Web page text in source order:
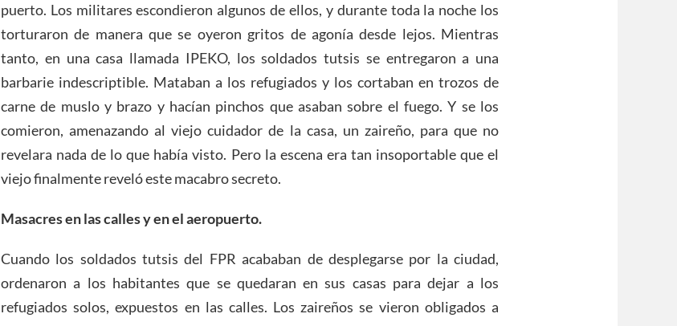
puerto. Los militares escondieron algunos de ellos, y durante toda la noche los
torturaron de manera que se oyeron gritos de agonía desde lejos. Mientras
tanto, en una casa llamada IPEKO, los soldados tutsis se entregaron a una
barbarie indescriptible. Mataban a los refugiados y los cortaban en trozos de
carne de muslo y brazo y hacían pinchos que asaban sobre el fuego. Y se los
comieron, amenazando al viejo cuidador de la casa, un zaireño, para que no
revelara nada de lo que había visto. Pero la escena era tan insoportable que el
viejo finalmente reveló este macabro secreto.
Masacres en las calles y en el aeropuerto.
Cuando los soldados tutsis del FPR acababan de desplegarse por la ciudad,
ordenaron a los habitantes que se quedaran en sus casas para dejar a los
refugiados solos, expuestos en las calles. Los zaireños se vieron obligados a